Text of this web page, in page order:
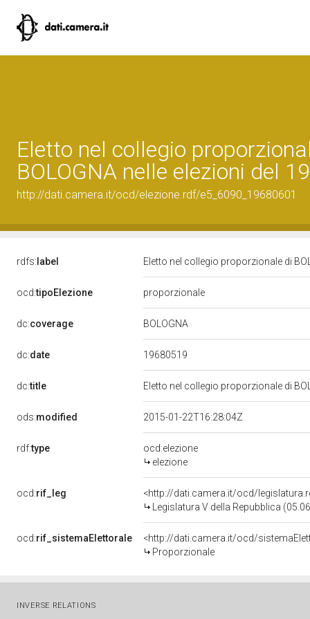
Eletto nel collegio
BOLOGNA nelle elezioni del
http://dati.camera.it/ocd/elezione.rdf/e5_6090_19680601
rdfs: label Eletto nel collegio proporzionale di
ocd:tipoElezione proporzionale
dc:coverage BOLOGNA
dc:date 19680519
dc:title Eletto nel collegio proporzionale di
ods:modified 2015-01-22T16:28:04Z
rdf:type
ocd:elezione
elezione
ocd:rif_leg
<http://dati.camera.it/ocd/
Legislatura V della Repubblica
ocd:rif_sistemaElettorale
<http://dati.camera.it/ocd/
Proporzionale
INVERSE RELATIONS